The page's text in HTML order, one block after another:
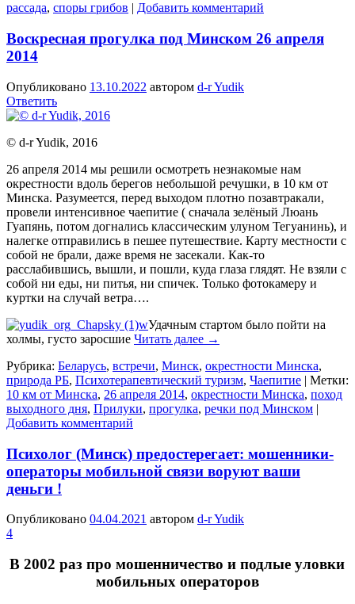
рассада, споры грибов | Добавить комментарий
Воскресная прогулка под Минском 26 апреля
2014
Опубликовано 13.10.2022 автором d-r Yudik
Ответить
© d-r Yudik, 2016
26 апреля 2014 мы решили осмотреть незнакомые нам
окрестности вдоль берегов небольшой речушки, в 10 км от
Минска. Разумеется, перед выходом плотно позавтракали,
провели интенсивное чаепитие ( сначала зелёный Люань
Гуапянь, потом догнались классическим улуном Тегуанинь), и
налегке отправились в пешее путешествие. Карту местности с
собой не брали, даже время не засекали. Как-то
расслабившись, вышли, и пошли, куда глаза глядят. Не взяли с
собой ни еды, ни питья, ни спичек. Только фотокамеру и
куртки на случай ветра….
Удачным стартом было пойти на
холмы, густо заросшие Читать далее →
Рубрика: Беларусь, встречи, Минск, окрестности Минска,
природа РБ, Психотерапевтический туризм, Чаепитие | Метки:
10 км от Минска, 26 апреля 2014, окрестности Минска, поход
выходного дня, Прилуки, прогулка, речки под Минском |
Добавить комментарий
Психолог (Минск) предостерегает: мошенники-
операторы мобильной связи воруют ваши
деньги !
Опубликовано 04.04.2021 автором d-r Yudik
4
В 2002 раз про мошенничество и подлые уловки
мобильных операторов